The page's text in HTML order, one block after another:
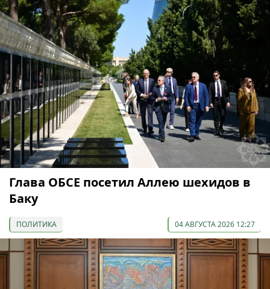
Глава ОБСЕ посетил Аллею шехидов в
Баку
ПОЛИТИКА 04 АВГУСТА 2026 12:27